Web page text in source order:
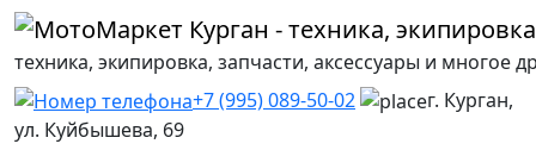
техника, экипировка, запчасти, аксессуары и многое
+7 (995) 089-50-02
г. Курган,
ул. Куйбышева, 69